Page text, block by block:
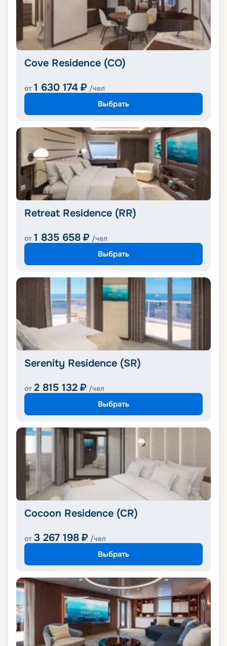
Cove Residence (CO)
от 1 630 174 ₽ /чел
Выбрать
Retreat Residence (RR)
от 1 835 658 ₽ /чел
Выбрать
Serenity Residence (SR)
от 2 815 132 ₽ /чел
Выбрать
Cocoon Residence (CR)
от 3 267 198 ₽ /чел
Выбрать